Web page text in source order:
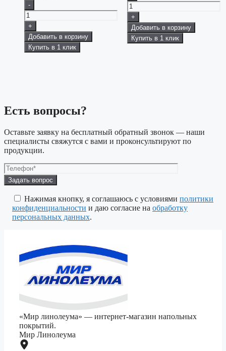
-
+
Добавить в корзину
Купить в 1 клик
+
Добавить в корзину
Купить в 1 клик
Есть вопросы?
Оставьте заявку на бесплатный обратный звонок — наши
специалисты свяжутся с вами и проконсультируют по
продукции.
Оставьте
это
поле
пустым.
Нажимая кнопку, я соглашаюсь с условиями политики
конфиденциальности и даю согласие на обработку
персональных данных.
«Мир линолеума» — интернет-магазин напольных
покрытий.
Мир Линолеума